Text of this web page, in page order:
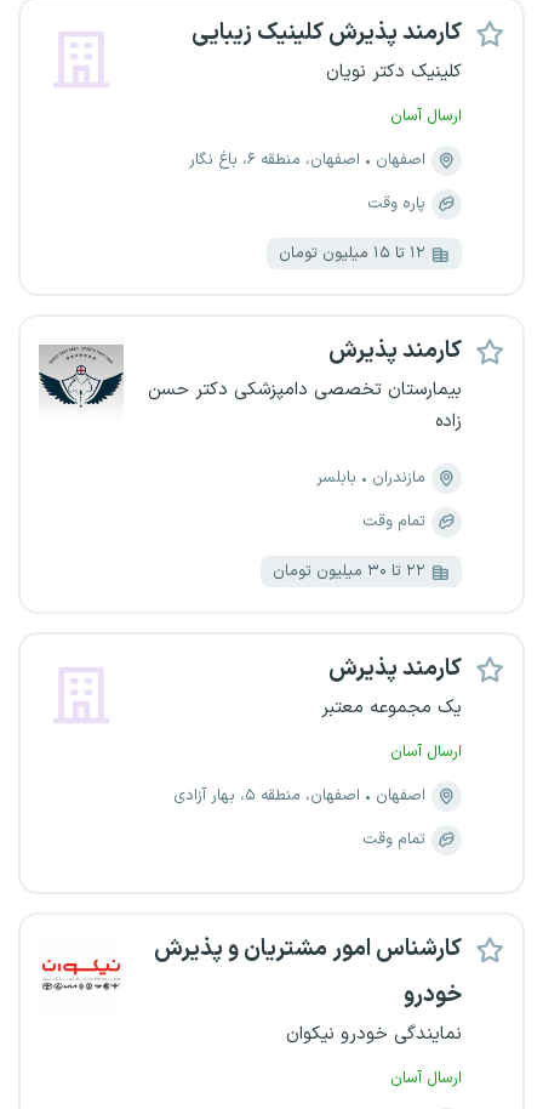
کارمند پذیرش کلینیک زیبایی
کلینیک دکتر نویان
ارسال آسان
اصفهان
اصفهان، منطقه ۶، باغ نگار
پاره وقت
۱۲ تا ۱۵ میلیون تومان
کارمند پذیرش
بیمارستان تخصصی دامپزشکی دکتر حسن
زاده
مازندران
بابلسر
تمام وقت
۲۲ تا ۳۰ میلیون تومان
کارمند پذیرش
یک مجموعه معتبر
ارسال آسان
اصفهان
اصفهان، منطقه ۵، بهار آزادی
تمام وقت
کارشناس امور مشتریان و پذیرش
خودرو
نمایندگی خودرو نیکوان
ارسال آسان